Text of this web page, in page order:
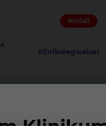
Notfall
Klinikwegweiser
Therapie und